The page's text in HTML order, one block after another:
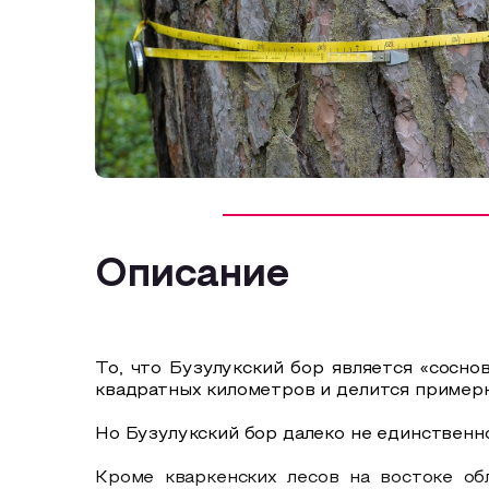
Описание
То, что Бузулукский бор является
квадратных километров и делится
Но Бузулукский бор далеко не
Кроме кваркенских лесов на востоке